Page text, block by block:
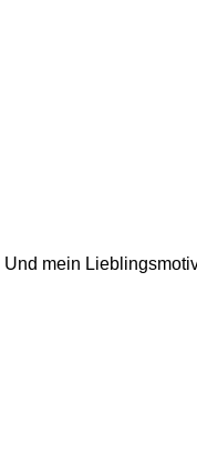
Und mein